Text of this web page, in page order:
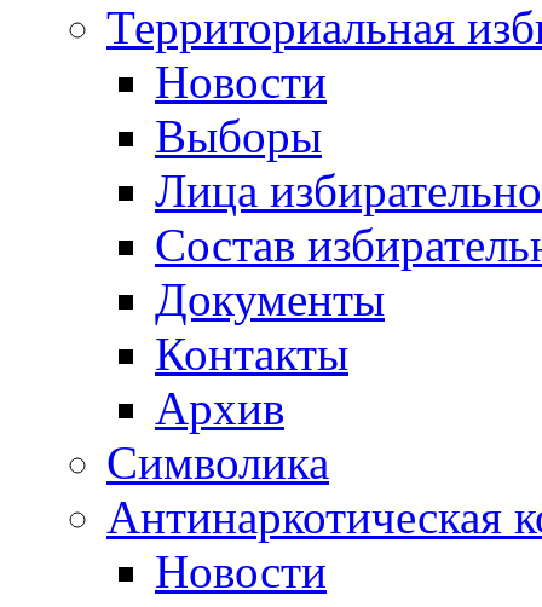
Территориальная
Новости
Выборы
Лица
Состав
Документы
Контакты
Архив
Символика
Антинаркотическая
Новости